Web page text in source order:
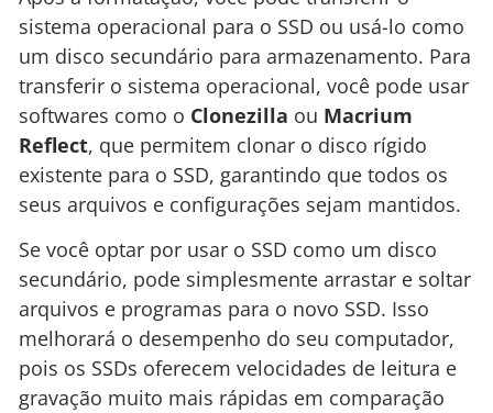
sistema operacional para o SSD ou usá-lo como
um disco secundário para armazenamento. Para
transferir o sistema operacional, você pode usar
softwares como o Clonezilla ou Macrium
Reflect, que permitem clonar o disco rígido
existente para o SSD, garantindo que todos os
seus arquivos e configurações sejam mantidos.
Se você optar por usar o SSD como um disco
secundário, pode simplesmente arrastar e soltar
arquivos e programas para o novo SSD. Isso
melhorará o desempenho do seu computador,
pois os SSDs oferecem velocidades de leitura e
gravação muito mais rápidas em comparação